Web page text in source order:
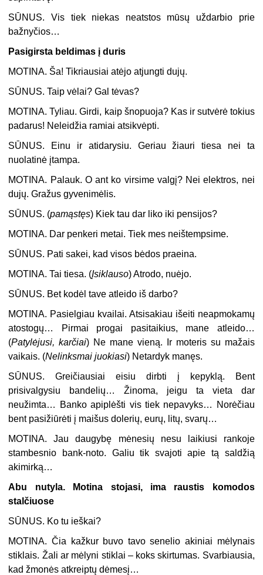
SŪNUS.Vis tiek niekas neatstos mūsų uždarbio prie
bažnyčios…
Pasigirsta beldimas į duris
MOTINA. Ša! Tikriausiai atėjo atjungti dujų.
SŪNUS.Taip vėlai? Gal tėvas?
MOTINA.Tyliau. Girdi, kaip šnopuoja? Kas ir sutvėrė tokius
padarus! Neleidžia ramiai atsikvėpti.
SŪNUS.
Einu ir atidarysiu. Geriau žiauri tiesa nei ta
nuolatinė įtampa.
MOTINA. Palauk. O ant ko virsime valgį? Nei elektros, nei
dujų. Gražus gyvenimėlis.
SŪNUS. (pamąstęs) Kiek tau dar liko iki pensijos?
MOTINA. Dar penkeri metai. Tiek mes neištempsime.
SŪNUS. Pati sakei, kad visos bėdos praeina.
MOTINA.Tai tiesa. (Įsiklauso) Atrodo, nuėjo.
SŪNUS. Bet kodėl tave atleido iš darbo?
MOTINA. Pasielgiau kvailai. Atsisakiau išeiti neapmokamų
atostogų… Pirmai progai pasitaikius, mane atleido…
(Patylėjusi, karčiai) Ne mane vieną. Ir moteris su mažais
vaikais. (Nelinksmai juokiasi) Netardyk manęs.
SŪNUS.Greičiausiai eisiu dirbti į kepyklą. Bent
prisivalgysiu bandelių… Žinoma, jeigu ta vieta dar
neužimta… Banko apiplėšti vis tiek nepavyks… Norėčiau
bent pasižiūrėti į maišus dolerių, eurų, litų, svarų…
MOTINA.Jau daugybę mėnesių nesu laikiusi rankoje
stambesnio bank-noto. Galiu tik svajoti apie tą saldžią
akimirką…
Abu nutyla. Motina stojasi, ima raustis komodos
stalčiuose
SŪNUS. Ko tu ieškai?
MOTINA.Čia kažkur buvo tavo senelio akiniai mėlynais
stiklais. Žali ar mėlyni stiklai – koks skirtumas. Svarbiausia,
kad žmonės atkreiptų dėmesį…